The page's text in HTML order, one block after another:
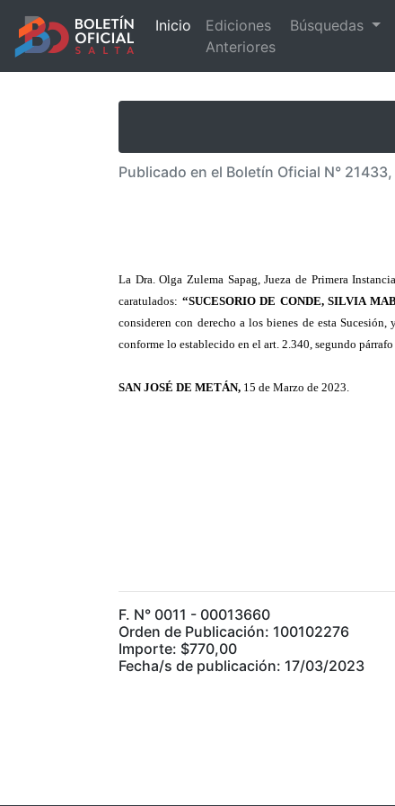
Inicio
Ediciones
Anteriores
Búsquedas
Publicado en el Boletín Oficial N°
La Dra. Olga Zulema Sapag, Jueza de Primera
caratulados: “SUCESORIO DE CONDE, SILVIA
consideren con derecho a los bienes de esta
conforme lo establecido en el art. 2.340, segundo
SAN JOSÉ DE METÁN, 15 de Marzo de 2023.
F. N° 0011 - 00013660
Orden de Publicación: 100102276
Importe: $770,00
Fecha/s de publicación: 17/03/2023